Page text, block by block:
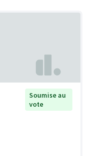
Soumise au
vote